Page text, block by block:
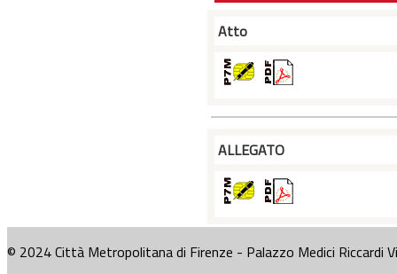
Atto
ALLEGATO
© 2024 Città Metropolitana di Firenze - Palazzo Medici Riccardi